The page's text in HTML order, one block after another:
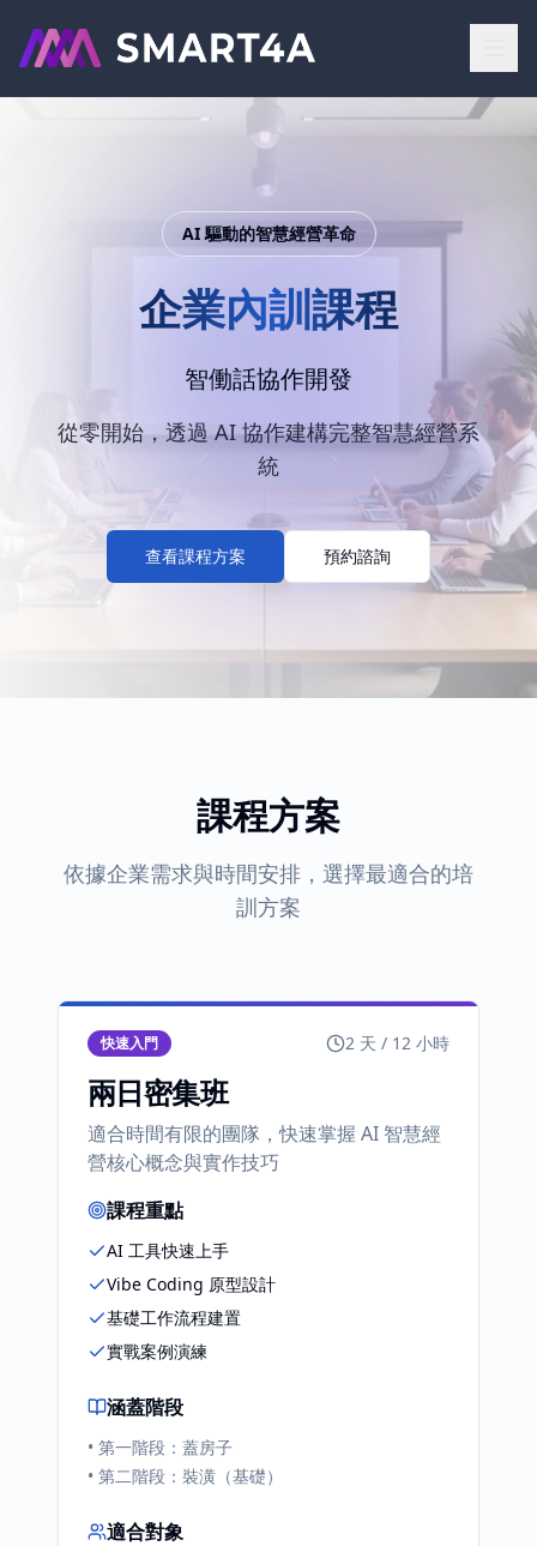
AI 驅動的智慧經營革命
企業內訓課程
智働話協作開發
從零開始，透過 AI 協作建構完整智慧經營系
統
查看課程方案 預約諮詢
課程方案
依據企業需求與時間安排，選擇最適合的培
訓方案
快速入門 2 天 / 12 小時
兩日密集班
適合時間有限的團隊，快速掌握 AI 智慧經
營核心概念與實作技巧
課程重點
AI 工具快速上手
Vibe Coding 原型設計
基礎工作流程建置
實戰案例演練
涵蓋階段
• 第一階段：蓋房子
• 第二階段：裝潢（基礎）
適合對象